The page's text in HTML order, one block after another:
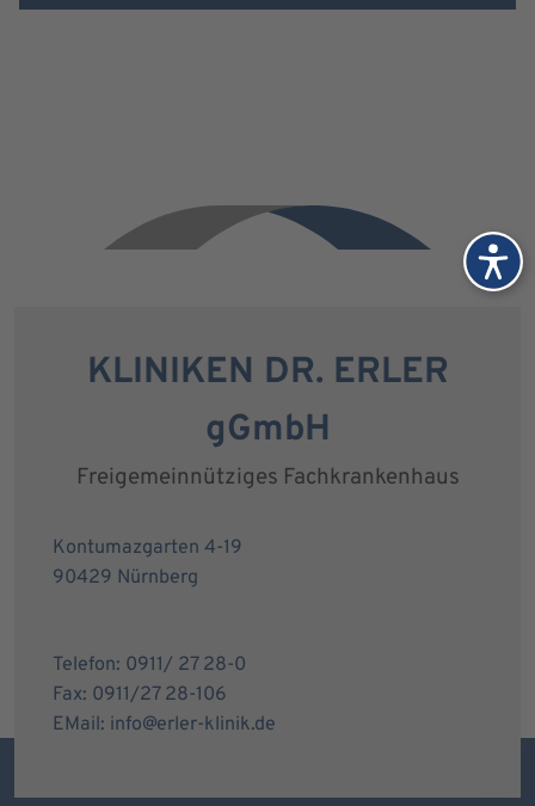
KLINIKEN DR. ERLER
gGmbH
Freigemeinnütziges Fachkrankenhaus
Kontumazgarten 4-19
90429 Nürnberg
Telefon: 0911/ 27 28-0
Fax: 0911/27 28-106
EMail: info@erler-klinik.de